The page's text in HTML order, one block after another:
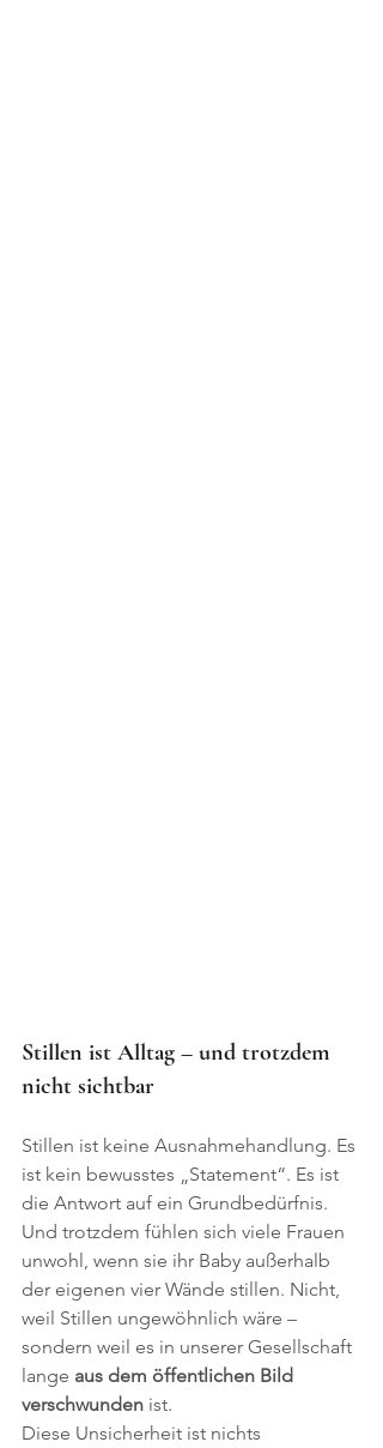
Stillen ist Alltag – und trotzdem
nicht sichtbar
Stillen ist keine Ausnahmehandlung. Es
ist kein bewusstes „Statement“. Es ist
die Antwort auf ein Grundbedürfnis.
Und trotzdem fühlen sich viele Frauen
unwohl, wenn sie ihr Baby außerhalb
der eigenen vier Wände stillen. Nicht,
weil Stillen ungewöhnlich wäre –
sondern weil es in unserer Gesellschaft
lange aus dem öffentlichen Bild
verschwunden ist.
Diese Unsicherheit ist nichts